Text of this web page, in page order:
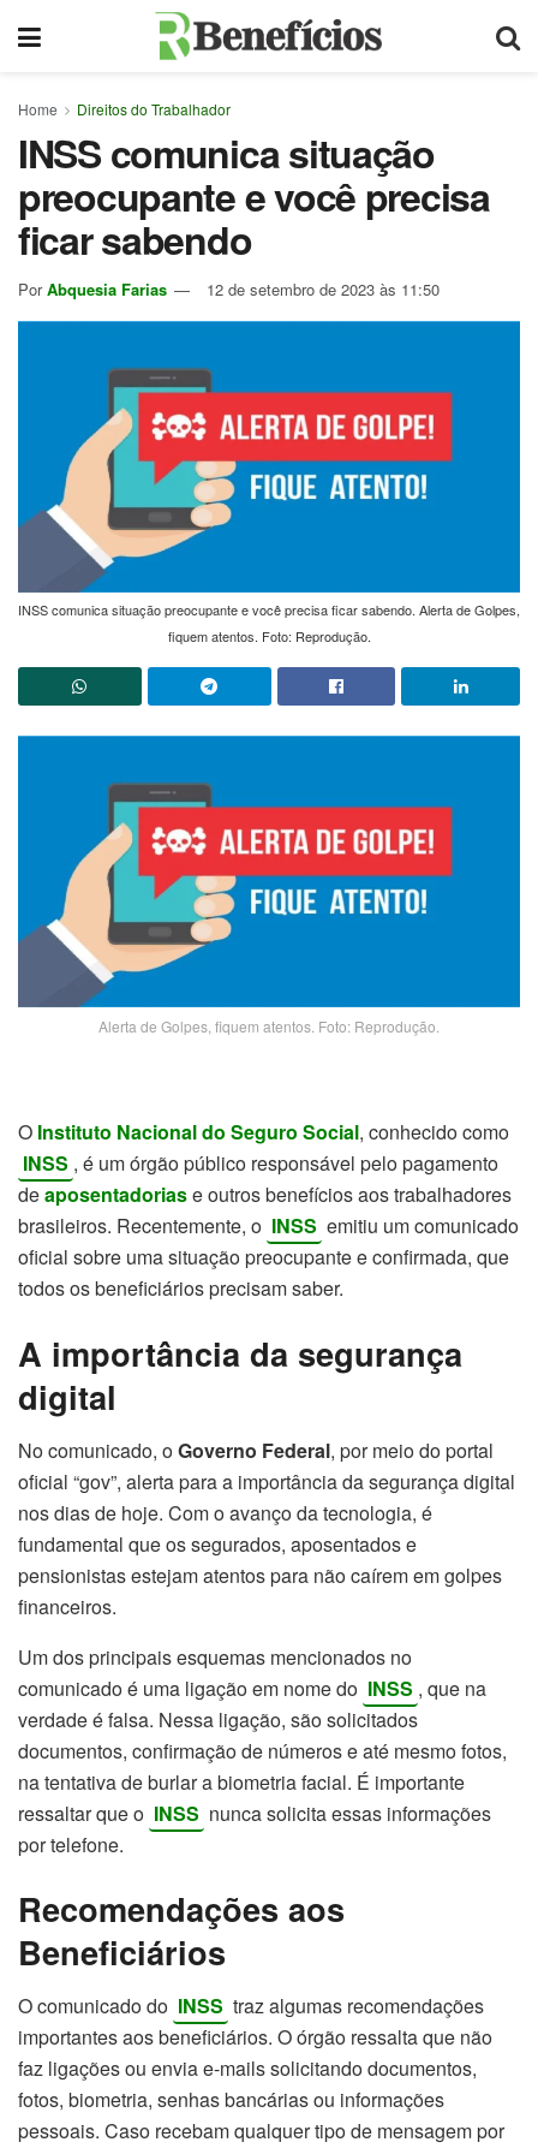
Home Direitos do Trabalhador
INSS comunica situação
preocupante e você precisa
ficar sabendo
Por Abquesia Farias 12 de setembro de 2023 às 11:50
INSS comunica situação preocupante e você precisa ficar sabendo. Alerta de Golpes,
fiquem atentos. Foto: Reprodução.
Alerta de Golpes, fiquem atentos. Foto: Reprodução.
O Instituto Nacional do Seguro Social, conhecido como
INSS , é um órgão público responsável pelo pagamento
deaposentadoriase outros benefícios aos trabalhadores
brasileiros. Recentemente, o INSS emitiu um comunicado
oficial sobre uma situação preocupante e confirmada, que
todos os beneficiários precisam saber.
A importância da segurança
digital
No comunicado, oGoverno Federal, por meio do portal
oficial “gov”, alerta para a importância da segurança digital
nos dias de hoje. Com o avanço da tecnologia, é
fundamental que os segurados, aposentados e
pensionistas estejam atentos para não caírem em golpes
financeiros.
Um dos principais esquemas mencionados no
comunicado é uma ligação em nome do INSS , que na
verdade é falsa. Nessa ligação, são solicitados
documentos, confirmação de números e até mesmo fotos,
na tentativa de burlar a biometria facial. É importante
ressaltar que o INSS nunca solicita essas informações
por telefone.
Recomendações aos
Beneficiários
O comunicado do INSS traz algumas recomendações
importantes aos beneficiários. O órgão ressalta que não
faz ligações ou envia e-mails solicitando documentos,
fotos, biometria, senhas bancárias ou informações
pessoais. Caso recebam qualquer tipo de mensagem por